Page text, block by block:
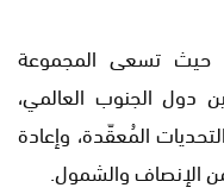
حيث تسعى المجموعة
دول الجنوب العالمي،
المُعقّدة، وإعادة
الإنصاف والشمول.